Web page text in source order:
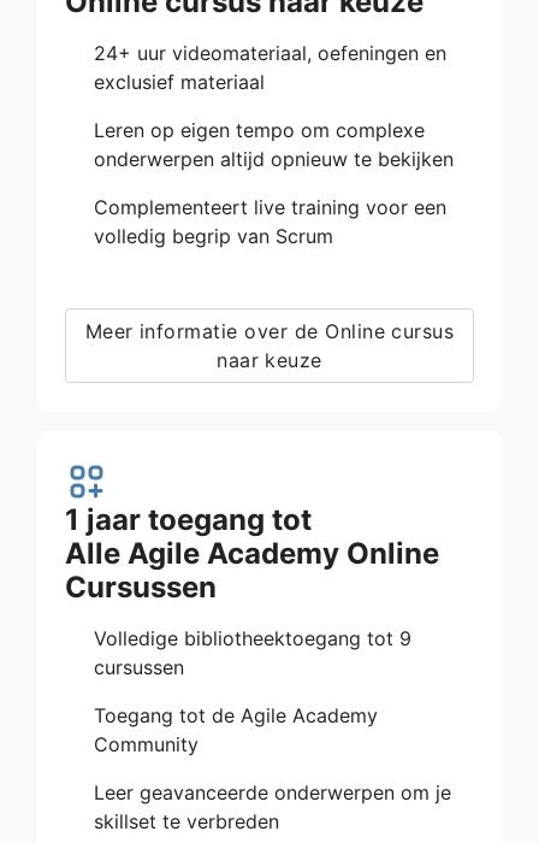
24+ uur videomateriaal, oefeningen en
exclusief materiaal
Leren op eigen tempo om complexe
onderwerpen altijd opnieuw te bekijken
Complementeert live training voor een
volledig begrip van Scrum
Meer informatie over de Online cursus
naar keuze
1 jaar toegang tot
Alle Agile Academy Online
Cursussen
Volledige bibliotheektoegang tot 9
cursussen
Toegang tot de Agile Academy
Community
Leer geavanceerde onderwerpen om je
skillset te verbreden